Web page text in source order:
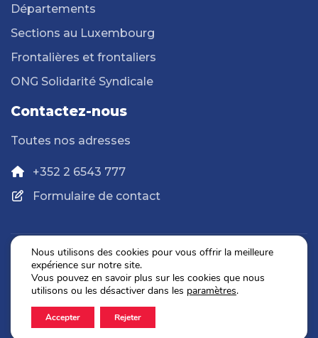
Départements
Sections au Luxembourg
Frontalières et frontaliers
ONG Solidarité Syndicale
Contactez-nous
Toutes nos adresses
+352 2 6543 777
Formulaire de contact
Politique de confidentialité
Mentions légales
2026 © OGBL. Tous droits réservés.
Nous utilisons des cookies pour vous offrir la meilleure
expérience sur notre site.
Vous pouvez en savoir plus sur les cookies que nous
utilisons ou les désactiver dans les paramètres.
Accepter Rejeter